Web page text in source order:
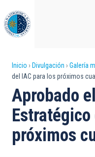
al
contenido
principal
Sobrescribir
enlaces
de
ayuda
a
Inicio Divulgación Galería
del IAC para los próximos
Aprobado
próximos